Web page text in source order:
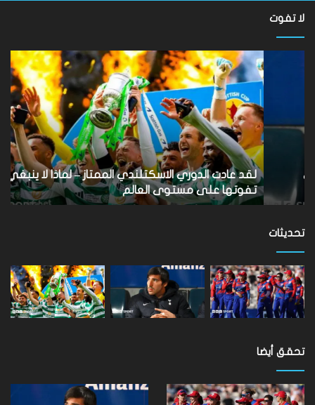
لا تفوت
لقد
الاسكتلندي
–
ينبغي
أن
تفوتها
مستوى
العالم
لقد عادت الدوري الاسكتلندي الممتاز – لماذا لا ينبغي أن
تفوتها على مستوى العالم
تحديثات
تحقق أيضا